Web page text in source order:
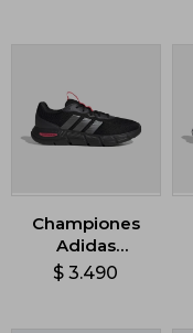
Championes
Adidas
Cloudfoam
$ 3.490